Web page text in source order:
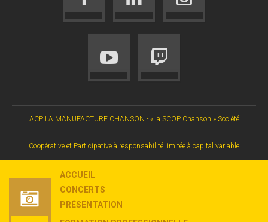
ACP LA MANUFACTURE CHANSON - « la SCOP Chanson » Société
Coopérative et Participative à responsabilité limitée à capital variable
ACCUEIL
CONCERTS
PRÉSENTATION